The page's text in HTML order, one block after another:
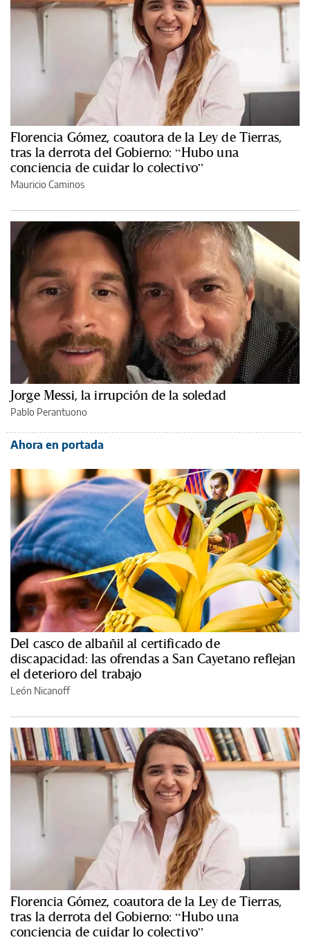
Florencia Gómez, coautora de la Ley de Tierras,
tras la derrota del Gobierno: “Hubo una
conciencia de cuidar lo colectivo”
Mauricio Caminos
Jorge Messi, la irrupción de la soledad
Pablo Perantuono
Ahora en portada
Del casco de albañil al certificado de
discapacidad: las ofrendas a San Cayetano reflejan
el deterioro del trabajo
León Nicanoff
Florencia Gómez, coautora de la Ley de Tierras,
tras la derrota del Gobierno: “Hubo una
conciencia de cuidar lo colectivo”